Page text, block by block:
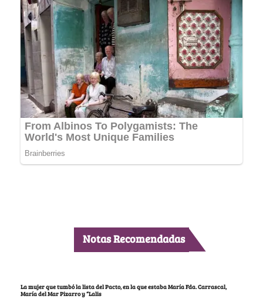
Notas Recomendadas
La mujer que tumbó la lista del Pacto, en la que estaba María Fda. Carrascal,
María del Mar Pizarro y “Lalis